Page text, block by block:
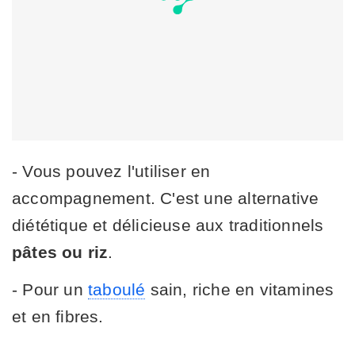
- Vous pouvez l'utiliser en
accompagnement. C'est une alternative
diététique et délicieuse aux traditionnels
pâtes ou riz
- Pour un taboulé sain, riche en vitamines
et en fibres.